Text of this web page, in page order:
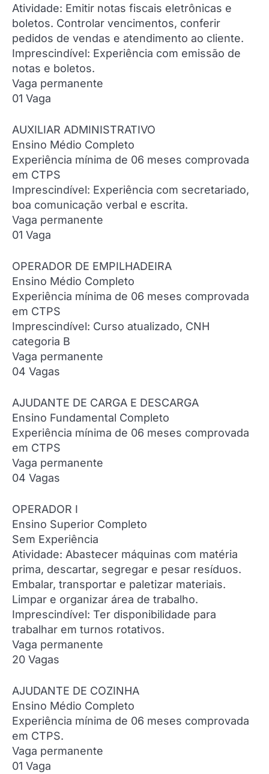
Atividade: Emitir notas fiscais eletrônicas e
boletos. Controlar vencimentos, conferir
pedidos de vendas e atendimento ao cliente.
Imprescindível: Experiência com emissão de
notas e boletos.
Vaga permanente
01 Vaga
AUXILIAR ADMINISTRATIVO
Ensino Médio Completo
Experiência mínima de 06 meses comprovada
em CTPS
Imprescindível: Experiência com secretariado,
boa comunicação verbal e escrita.
Vaga permanente
01 Vaga
OPERADOR DE EMPILHADEIRA
Ensino Médio Completo
Experiência mínima de 06 meses comprovada
em CTPS
Imprescindível: Curso atualizado, CNH
categoria B
Vaga permanente
04 Vagas
AJUDANTE DE CARGA E DESCARGA
Ensino Fundamental Completo
Experiência mínima de 06 meses comprovada
em CTPS
Vaga permanente
04 Vagas
OPERADOR I
Ensino Superior Completo
Sem Experiência
Atividade: Abastecer máquinas com matéria
prima, descartar, segregar e pesar resíduos.
Embalar, transportar e paletizar materiais.
Limpar e organizar área de trabalho.
Imprescindível: Ter disponibilidade para
trabalhar em turnos rotativos.
Vaga permanente
20 Vagas
AJUDANTE DE COZINHA
Ensino Médio Completo
Experiência mínima de 06 meses comprovada
em CTPS.
Vaga permanente
01 Vaga